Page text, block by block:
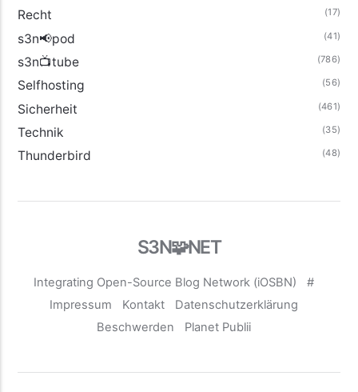
Recht (17)
s3n📢pod (41)
s3n📺tube (786)
Selfhosting (56)
Sicherheit (461)
Technik (35)
Thunderbird (48)
S3N🧩NET
Integrating Open-Source Blog Network (iOSBN)
#
Impressum
Kontakt
Datenschutzerklärung
Beschwerden
Planet Publii